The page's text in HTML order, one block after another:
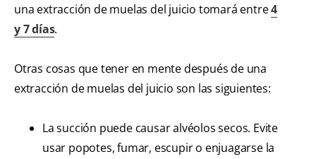
una extracción de muelas del juicio tomará entre4
y 7 días.
Otras cosas que tener en mente después de una
extracción de muelas del juicio son las siguientes:
La succión puede causar alvéolos secos. Evite
usar popotes, fumar, escupir o enjuagarse la